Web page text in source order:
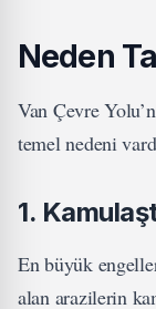
Neden
Van Çevre
temel nedeni
1.
En büyük
alan arazilerin